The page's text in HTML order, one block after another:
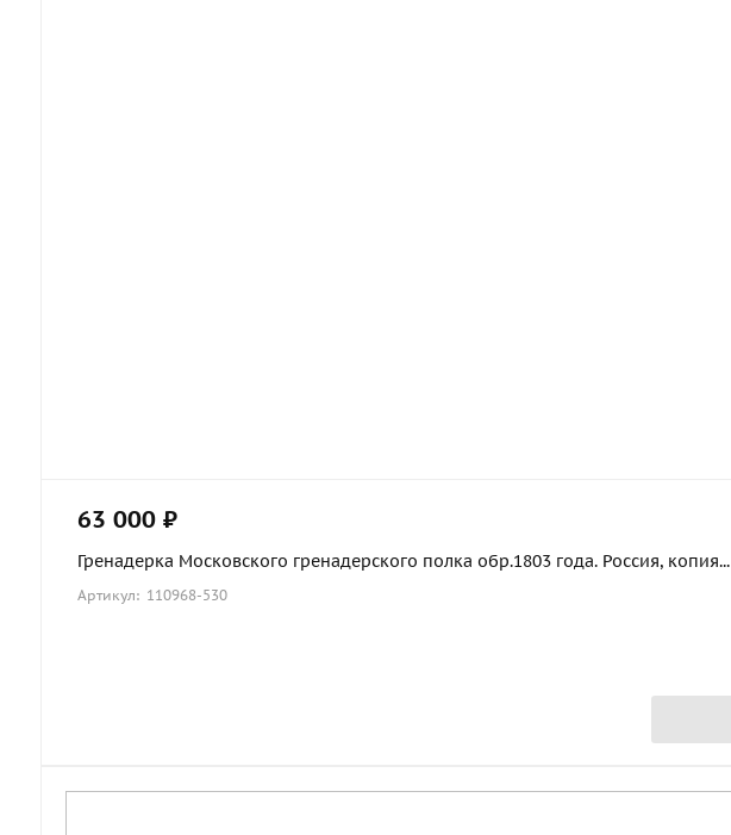
63 000 ₽
Гренадерка Московского гренадерского полка обр.1803 года. Россия, копия...
Артикул: 110968-530